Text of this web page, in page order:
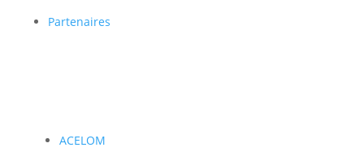
Partenaires
ACELOM